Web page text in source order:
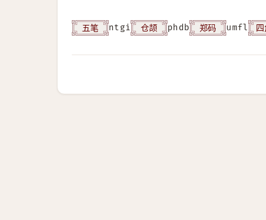
五笔 ntgi 仓颉 phdb 郑码 umfl